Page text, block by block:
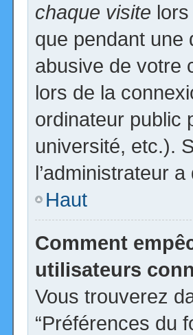
chaque visite
que pendant une
abusive de votre
lors de la
ordinateur public
université, etc.).
l’administrateur
Haut
Comment
utilisateurs
Vous trouverez
“Préférences du